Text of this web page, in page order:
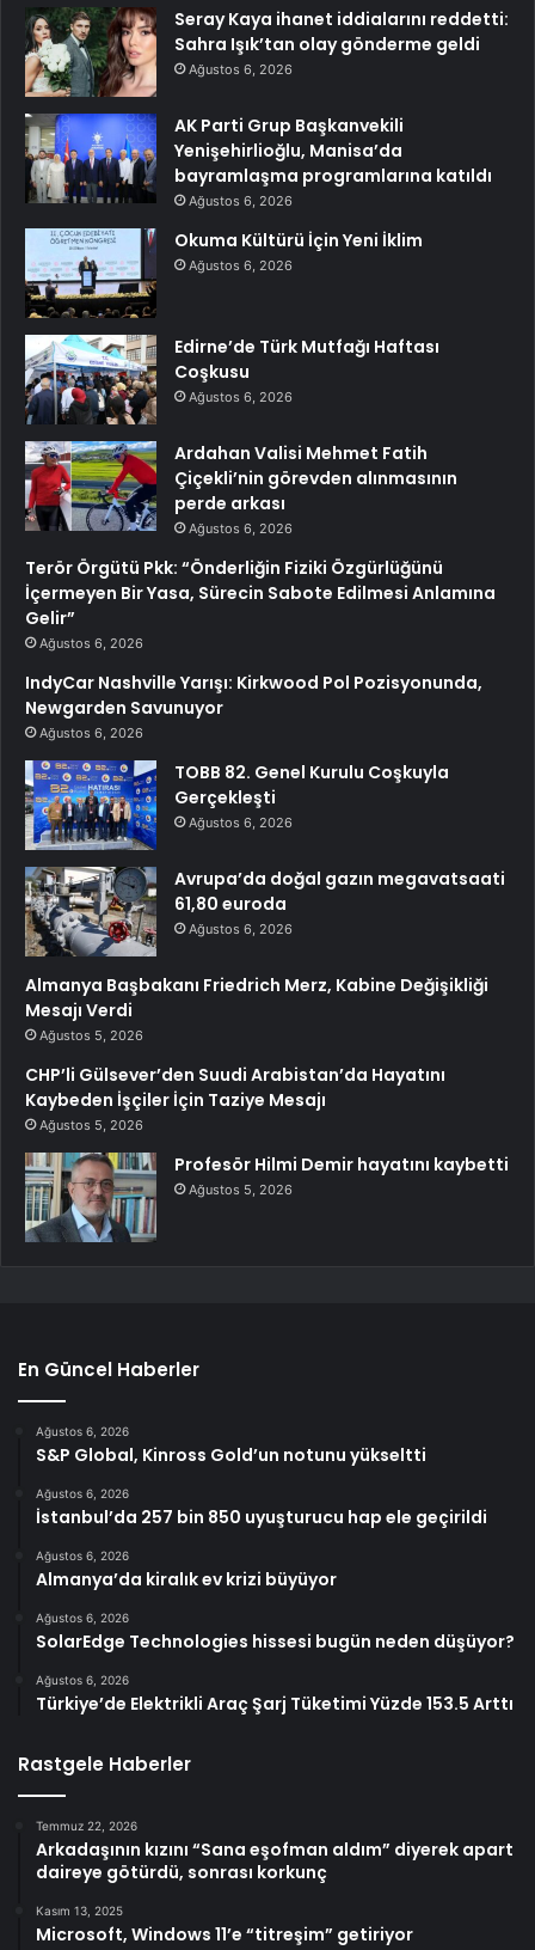
Seray Kaya ihanet iddialarını reddetti:
Sahra Işık’tan olay gönderme geldi
Ağustos 6, 2026
AK Parti Grup Başkanvekili
Yenişehirlioğlu, Manisa’da
bayramlaşma programlarına katıldı
Ağustos 6, 2026
Okuma Kültürü İçin Yeni İklim
Ağustos 6, 2026
Edirne’de Türk Mutfağı Haftası
Coşkusu
Ağustos 6, 2026
Ardahan Valisi Mehmet Fatih
Çiçekli’nin görevden alınmasının
perde arkası
Ağustos 6, 2026
Terör Örgütü Pkk: “Önderliğin Fiziki Özgürlüğünü
İçermeyen Bir Yasa, Sürecin Sabote Edilmesi Anlamına
Gelir”
Ağustos 6, 2026
IndyCar Nashville Yarışı: Kirkwood Pol Pozisyonunda,
Newgarden Savunuyor
Ağustos 6, 2026
TOBB 82. Genel Kurulu Coşkuyla
Gerçekleşti
Ağustos 6, 2026
Avrupa’da doğal gazın megavatsaati
61,80 euroda
Ağustos 6, 2026
Almanya Başbakanı Friedrich Merz, Kabine Değişikliği
Mesajı Verdi
Ağustos 5, 2026
CHP’li Gülsever’den Suudi Arabistan’da Hayatını
Kaybeden İşçiler İçin Taziye Mesajı
Ağustos 5, 2026
Profesör Hilmi Demir hayatını kaybetti
Ağustos 5, 2026
En Güncel Haberler
Ağustos 6, 2026
S&P Global, Kinross Gold’un notunu yükseltti
Ağustos 6, 2026
İstanbul’da 257 bin 850 uyuşturucu hap ele geçirildi
Ağustos 6, 2026
Almanya’da kiralık ev krizi büyüyor
Ağustos 6, 2026
SolarEdge Technologies hissesi bugün neden düşüyor?
Ağustos 6, 2026
Türkiye’de Elektrikli Araç Şarj Tüketimi Yüzde 153.5 Arttı
Rastgele Haberler
Temmuz 22, 2026
Arkadaşının kızını “Sana eşofman aldım” diyerek apart
daireye götürdü, sonrası korkunç
Kasım 13, 2025
Microsoft, Windows 11’e “titreşim” getiriyor